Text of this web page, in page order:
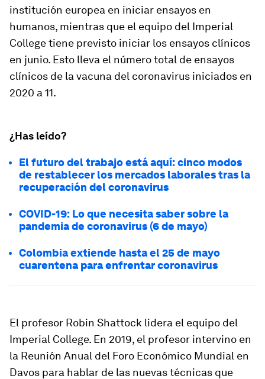
institución europea en iniciar ensayos en
humanos, mientras que el equipo del Imperial
College tiene previsto iniciar los ensayos clínicos
en junio. Esto lleva el número total de ensayos
clínicos de la vacuna del coronavirus iniciados en
2020 a 11.
¿Has leído?
El futuro del trabajo está aquí: cinco modos
de restablecer los mercados laborales tras la
recuperación del coronavirus
COVID-19: Lo que necesita saber sobre la
pandemia de coronavirus (6 de mayo)
Colombia extiende hasta el 25 de mayo
cuarentena para enfrentar coronavirus
El profesor Robin Shattock lidera el equipo del
Imperial College. En 2019, el profesor intervino en
la Reunión Anual del Foro Económico Mundial en
Davos para hablar de las nuevas técnicas que